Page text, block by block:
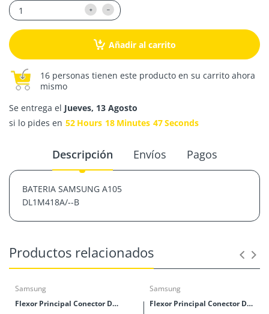
Añadir al carrito
16 personas tienen este producto en su carrito ahora
mismo
Se entrega el Jueves, 13 Agosto
si lo pides en 52 Hours 18 Minutes 47Seconds
Descripción Envíos Pagos
BATERIA SAMSUNG A105
DL1M418A/--B
Productos relacionados
Samsung
Flexor Principal Conector De Tablillas Samsung M40 (M405)
Samsung
Flexor Principal Conector De Tablillas Samsung M30 (M305)